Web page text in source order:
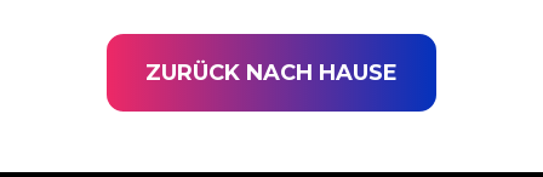
ZURÜCK NACH HAUSE